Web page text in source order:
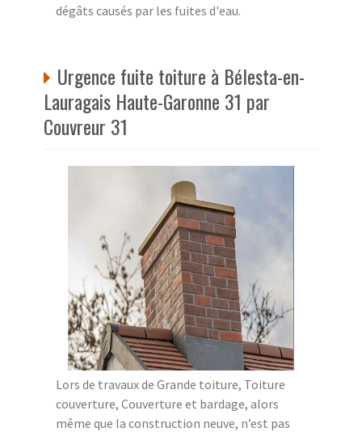
dégâts causés par les fuites d'eau.
Urgence fuite toiture à Bélesta-en-
Lauragais Haute-Garonne 31 par
Couvreur 31
Lors de travaux de Grande toiture, Toiture
couverture, Couverture et bardage, alors
même que la construction neuve, n’est pas